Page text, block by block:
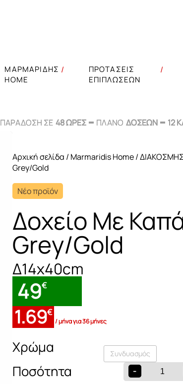
ΜΑΡΜΑΡΙΔΗΣ
HOME
ΠΡΟΤΑΣΕΙΣ
ΕΠΙΠΛΩΣΕΩΝ
ΠΑΡΑΔΟΣΗ ΣΕ 48 ΩΡΕΣ ΠΛΑΝΟ ΔΟΣΕΩΝ 12
ΠΑΡΑΔΟΣΗ ΣΕ 48 ΩΡΕΣ ΠΛΑΝΟ ΔΟΣΕΩΝ 12
Αρχική σελίδα / Marmaridis Home/
Grey/Gold
Νέο προϊόν
Δοχείο Με
Grey/Gold
Δ14x40cm
49€
1.69€
/ μήνα για 36 μήνες
Χρώμα Συνδυασμός
-
Δοχείο
Με